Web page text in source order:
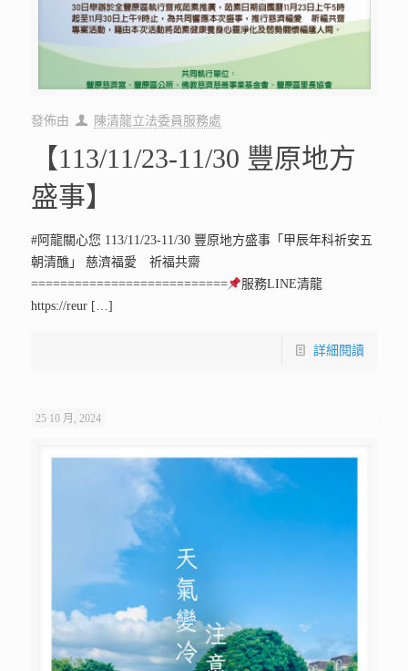
發佈由 陳清龍立法委員服務處
【113/11/23-11/30 豐原地方
盛事】
#阿龍關心您 113/11/23-11/30 豐原地方盛事「甲辰年科祈安五
朝清醮」 慈濟福愛 祈福共齋
===========================
服務LINE清龍
https://reur[…]
詳細閱讀
25 10 月, 2024